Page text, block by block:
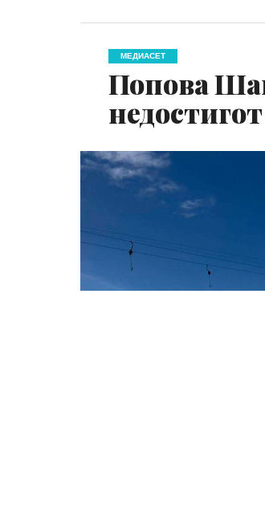
МЕДИАСЕТ
Попова